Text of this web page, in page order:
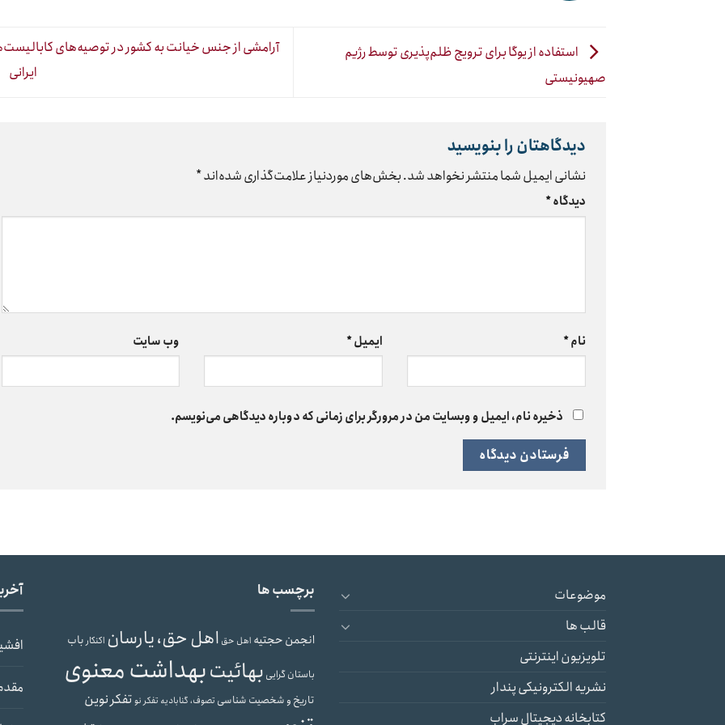
استفاده از یوگا برای ترویج ظلم‌پذیری توسط رژیم
صهیونیستی
آرامشی از جنس خیانت به کشور در توصیه‌های
ایرانی
دیدگاهتان را بنویسید
نشانی ایمیل شما منتشر نخواهد شد.بخش‌های موردنیاز علامت‌گذاری شده‌اند*
دیدگاه*
نام* ایمیل* وب‌ سایت
ذخیره نام، ایمیل و وبسایت من در مرورگر برای زمانی که دوباره دیدگاهی می‌نویسم.
موضوعات
قالب ها
تلویزیون اینترنتی
نشریه الکترونیکی پندار
کتابخانه دیجیتال سراب
برچسب ها
انجمن حجتیه اهل حق اهل حق، یارسان اکنکارباب
باستان گرایی بهائیتبهداشت معنوی
تاریخ و شخصیت شناسی تصوف، گنابادیه تفکر نوتفکر نوین